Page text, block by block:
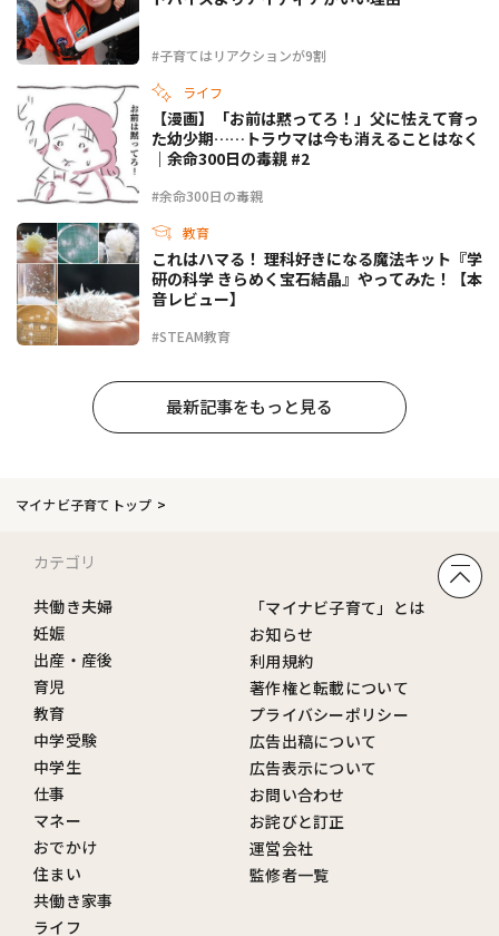
#子育てはリアクションが9割
ライフ
#余命300日の毒親
【漫画】「お前は黙ってろ！」父に怯えて育っ
た幼少期……トラウマは今も消えることはなく
｜余命300日の毒親 #2
教育
#STEAM教育
これはハマる！ 理科好きになる魔法キット『学
研の科学 きらめく宝石結晶』やってみた！【本
音レビュー】
最新記事をもっと見る
マイナビ子育てトップ
カテゴリ
共働き夫婦
妊娠
出産・産後
育児
教育
中学受験
中学生
仕事
マネー
おでかけ
住まい
共働き家事
ライフ
「マイナビ子育て」とは
お知らせ
利用規約
著作権と転載について
プライバシーポリシー
広告出稿について
広告表示について
お問い合わせ
お詫びと訂正
運営会社
監修者一覧